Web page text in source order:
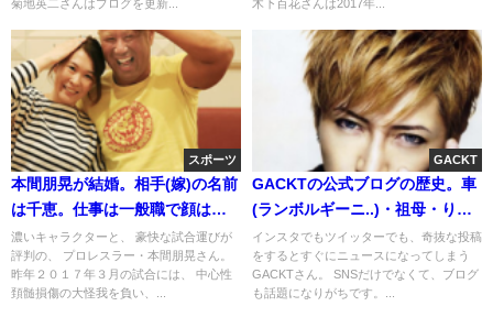
菊地英二さんはブログを更新... 木下百花さんは2017年...
スポーツ
本間朋晃が結婚。相手(嫁)の名前
は千恵。仕事は一般職で顔は美
人！(画像)
濃いキャラクターと、 豪快な試合運びが
評判の、 プロレスラー・本間朋晃さん。
昨年２０１７年３月の試合には、 中心性
頚髄損傷の大怪我を負い、...
GACKT
GACKTの公式ブログの歴史。車
(ランボルギーニ..)・祖母・りょ
う
インスタでもツイッターでも、奇抜な投稿
をするとすぐにニュースになってしまう
GACKTさん。 SNSだけでなくて、ブログ
も話題になりがちです。...